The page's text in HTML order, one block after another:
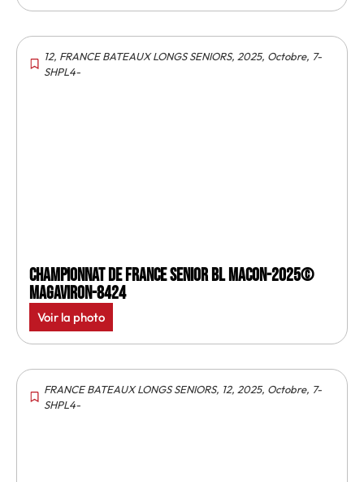
12, FRANCE BATEAUX LONGS SENIORS, 2025, Octobre, 7-
SHPL4-
Championnat de France senior BL Macon-2025©
MagAviron-8424
Voir la photo
FRANCE BATEAUX LONGS SENIORS, 12, 2025, Octobre, 7-
SHPL4-